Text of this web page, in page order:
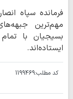
فرمانده سپاه
مهم‌ترین
بسیجیان با
ایستاده‌اند.
کد مطلب:1199469